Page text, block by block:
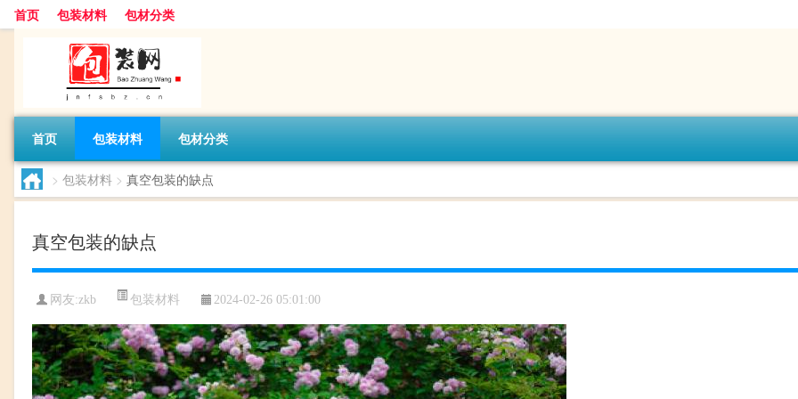
首页 包装材料 包材分类
首页 包装材料 包材分类
> 包装材料 > 真空包装的缺点
真空包装的缺点
网友:zkb 包装材料 2024-02-26 05:01:00